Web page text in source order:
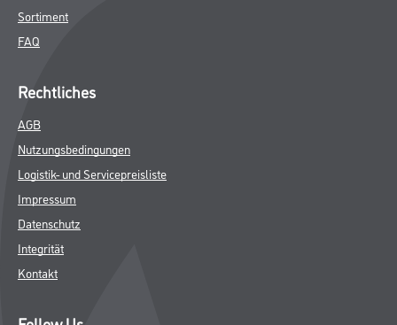
Sortiment
FAQ
Rechtliches
AGB
Nutzungsbedingungen
Logistik- und Servicepreisliste
Impressum
Datenschutz
Integrität
Kontakt